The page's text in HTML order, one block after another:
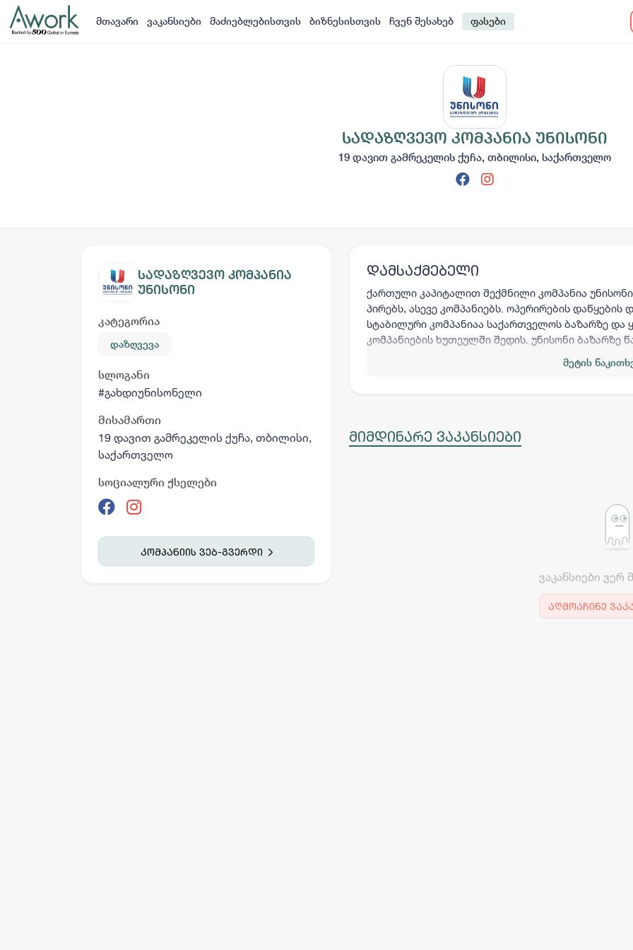
მთავარი ვაკანსიები მაძიებლებისთვის ბიზნესისთვის ჩვენ შესახებ ფასები
სადაზღვევო კომპანია უნისონი
19 დავით გამრეკელის ქუჩა, თბილისი, საქართველო
სადაზღვევო კომპანია
უნისონი
კატეგორია
დაზღვევა
სლოგანი
#გახდიუნისონელი
მისამართი
19 დავით გამრეკელის ქუჩა, თბილისი,
საქართველო
სოციალური ქსელები
კომპანიის ვებ-გვერდი
დამსაქმებელი
ქართული კაპიტალით შექმნილი კომპანია
პირებს, ასევე კომპანიებს. ოპერირების
სტაბილური კომპანიაა საქართველოს ბაზარზე
კომპანიების ხუთეულში შედის. უნისონი
მეტის
მიმდინარე ვაკანსიები
ვაკანსიები ვერ
აღმოაჩინე